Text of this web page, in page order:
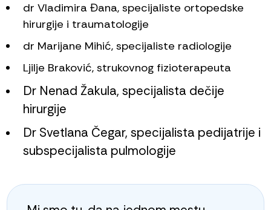
dr Vladimira Đana, specijaliste ortopedske
hirurgije i traumatologije
dr Marijane Mihić, specijaliste radiologije
Ljilje Braković, strukovnog fizioterapeuta
Dr Nenad Žakula, specijalista dečije
hirurgije
Dr Svetlana Čegar, specijalista pedijatrije i
subspecijalista pulmologije